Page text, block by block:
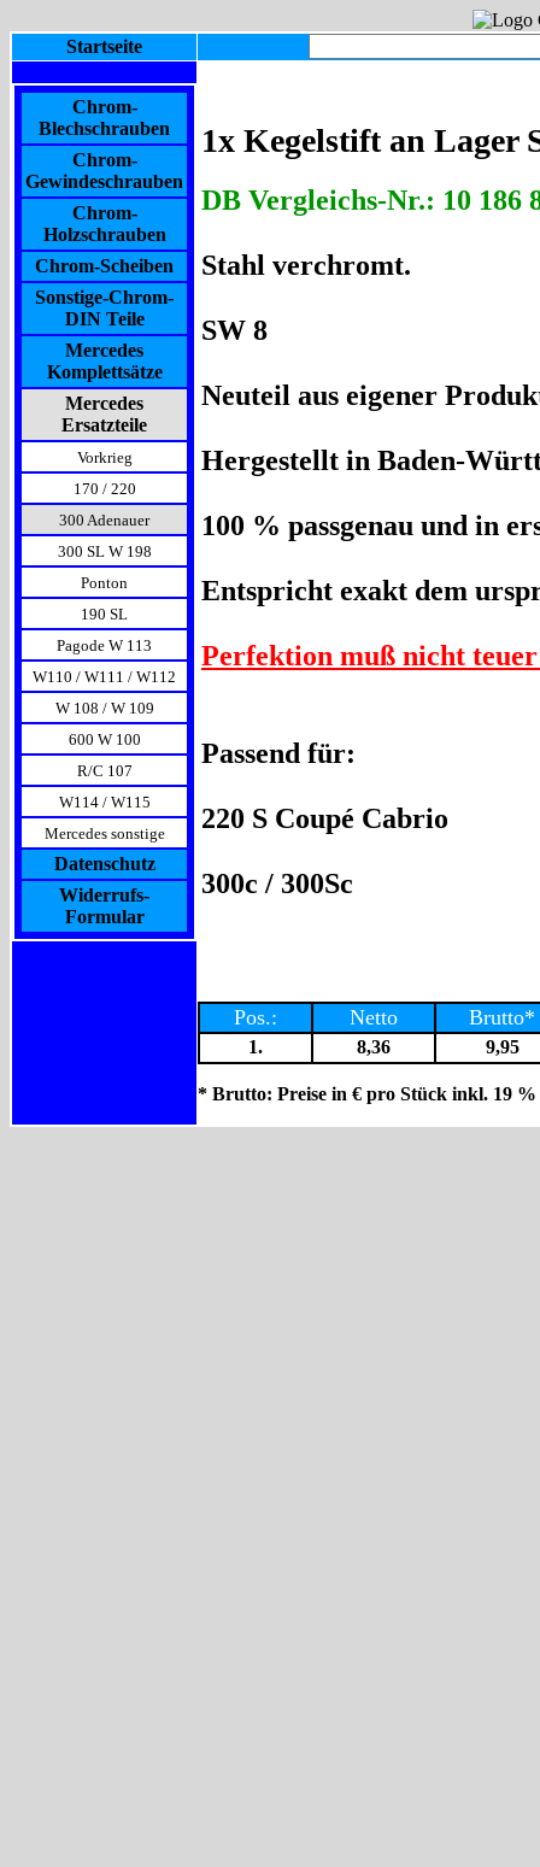
Startseite
Chrom-
Blechschrauben
Chrom-
Gewindeschrauben
Chrom-
Holzschrauben
Chrom-Scheiben
Sonstige-Chrom-
DIN Teile
Mercedes
Komplettsätze
Mercedes
Ersatzteile
Vorkrieg
170 / 220
300 Adenauer
300 SL W 198
Ponton
190 SL
Pagode W 113
W110 / W111 / W112
W 108 / W 109
600 W 100
R/C 107
W114 / W115
Mercedes sonstige
Datenschutz
Widerrufs-
Formular
1x Kegelstift an Lager
DB Vergleichs-Nr.: 10 186
Stahl verchromt.
SW 8
Neuteil aus eigener
Hergestellt in Baden-
100 % passgenau und in
Entspricht exakt dem
Perfektion muß nicht
Passend für:
220 S Coupé Cabrio
300c / 300Sc
Pos.: Netto Brutto*
1. 8,36 9,95
* Brutto: Preise in € pro Stück inkl. 19 %